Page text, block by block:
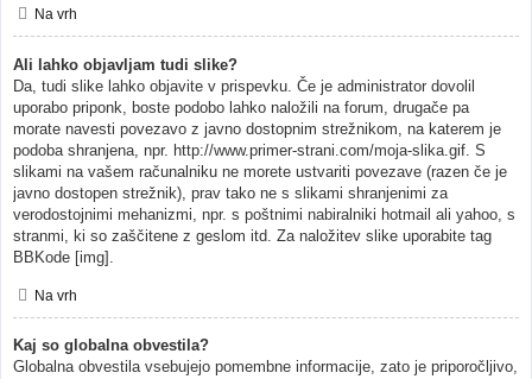
Na vrh
Ali lahko objavljam tudi slike?
Da, tudi slike lahko objavite v prispevku. Če je administrator dovolil
uporabo priponk, boste podobo lahko naložili na forum, drugače pa
morate navesti povezavo z javno dostopnim strežnikom, na katerem je
podoba shranjena, npr. http://www.primer-strani.com/moja-slika.gif. S
slikami na vašem računalniku ne morete ustvariti povezave (razen če je
javno dostopen strežnik), prav tako ne s slikami shranjenimi za
verodostojnimi mehanizmi, npr. s poštnimi nabiralniki hotmail ali yahoo, s
stranmi, ki so zaščitene z geslom itd. Za naložitev slike uporabite tag
BBKode [img].
Na vrh
Kaj so globalna obvestila?
Globalna obvestila vsebujejo pomembne informacije, zato je priporočljivo,